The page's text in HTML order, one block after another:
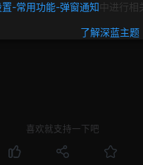
喜欢就支持一下吧
置-常用功能-弹窗通知中进行相
了解深蓝主题